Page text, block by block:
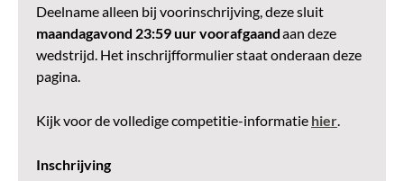
Deelname alleen bij voorinschrijving, deze sluit
maandagavond 23:59 uur voorafgaandaan deze
wedstrijd. Het inschrijfformulier staat onderaan deze
pagina.
Kijk voor de volledige competitie-informatie hier.
Inschrijving